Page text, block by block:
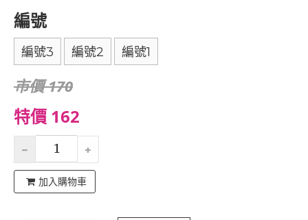
編號
編號3 編號2 編號1
市價 170
特價 162
加入購物車